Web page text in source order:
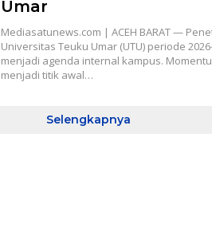
Umar
Mediasatunews.com | ACEH BARAT —
Universitas Teuku Umar (UTU) periode
menjadi agenda internal kampus.
menjadi titik awal…
Selengkapnya